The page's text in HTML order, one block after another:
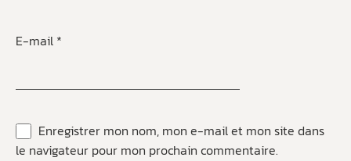
E-mail *
Enregistrer mon nom, mon e-mail et mon site dans
le navigateur pour mon prochain commentaire.